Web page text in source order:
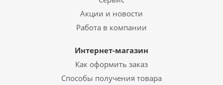
Акции и новости
Работа в компании
Интернет-магазин
Как оформить заказ
Способы получения товара